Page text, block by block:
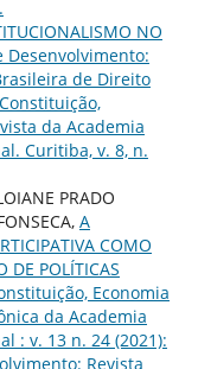
NO
Desenvolvimento:
de Direito
da Academia
Curitiba, v. 8, n.
PRADO
A
COMO
DE POLÍTICAS
Economia
da Academia
: v. 13 n. 24 (2021):
Revista